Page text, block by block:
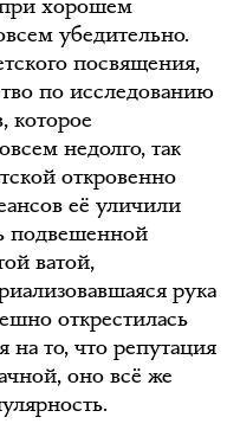
убедительно.
посвящения,
по исследованию
которое
недолго, так
откровенно
её уличили
подвешенной
ватой,
рука
открестилась
на то, что репутация
оно всё же